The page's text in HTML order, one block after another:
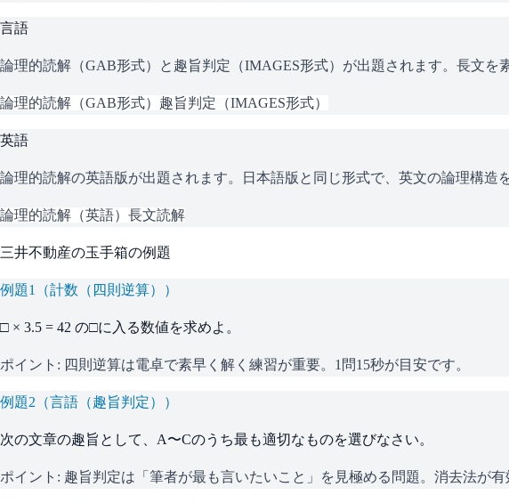
言語
論理的読解（GAB形式）と趣旨判定（IMAGES形式）が出題されます。長文を
論理的読解（GAB形式） 趣旨判定（IMAGES形式）
英語
論理的読解の英語版が出題されます。日本語版と同じ形式で、英文の論理構造
論理的読解（英語） 長文読解
三井不動産の玉手箱の例題
例題1 （計数（四則逆算） ）
□ × 3.5 = 42 の□に入る数値を求めよ。
ポイント: 四則逆算は電卓で素早く解く練習が重要。1問15秒が目安です。
例題2 （言語（趣旨判定） ）
次の文章の趣旨として、A〜Cのうち最も適切なものを選びなさい。
ポイント: 趣旨判定は「筆者が最も言いたいこと」を見極める問題。消去法が有